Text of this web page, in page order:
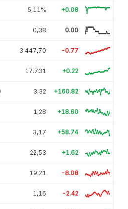
5,11% +0.08
0,38 0.00
3.447,70 -0.77
17.731 +0.22
3,32 +160.82
1,28 +18.60
3,17 +58.74
22,53 +1.62
19,21 -8.08
1,16 -2.42